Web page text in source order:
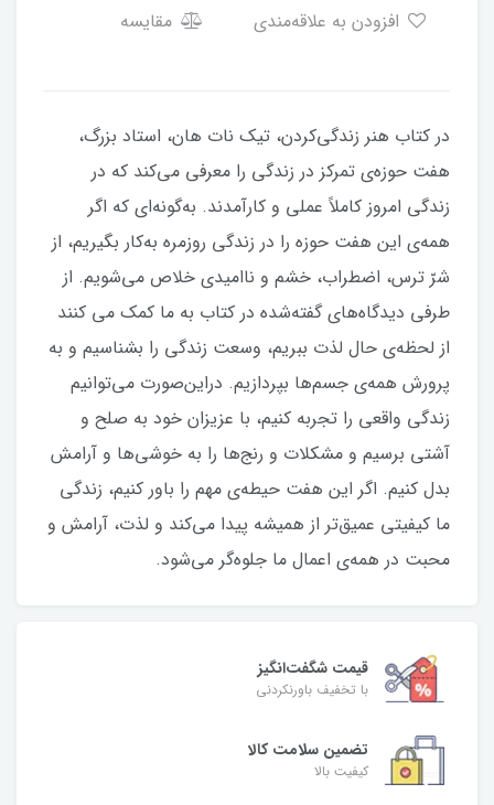
مقایسه
در كتاب هنر زندگى‌كردن، تيک نات هان، استاد بزرگ،
هفت حوزه‌ی تمركز در زندگى را معرفى مى‌كند كه در
زندگى امروز كاملاً عملى و كارآمدند. به‌گونه‌اى كه اگر
همه‌ی اين هفت حوزه را در زندگی روزمره به‌كار بگیريم، از
شرّ ترس، اضطراب، خشم و نااميدى خلاص مى‌شويم. از
طرفى ديدگاه‌هاى گفته‌شده در كتاب به ما كمک مى كنند
از لحظه‌ی حال لذت ببريم، وسعت زندگی را بشناسيم و به
پرورش همه‌ی جسم‌‌ها بپردازيم. دراين‌صورت مى‌توانيم
زندگى واقعى را تجربه كنيم، با عزيزان خود به صلح و
آشتى برسيم و مشكلات و رنج‌ها را به خوشى‌ها و آرامش
بدل كنيم. اگر اين هفت حيطه‌ی مهم را باور كنيم، زندگی
ما كيفيتى عميق‌تر از هميشه پيدا می‌كند و لذت، آرامش و
محبت در همه‌ی اعمال ما جلوه‌گر می‌شود.
قیمت شگفت‌انگیز
با تخفیف باورنکردنی
تضمین سلامت کالا
کیفیت بالا